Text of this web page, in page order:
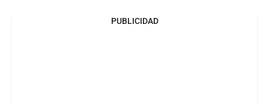
PUBLICIDAD